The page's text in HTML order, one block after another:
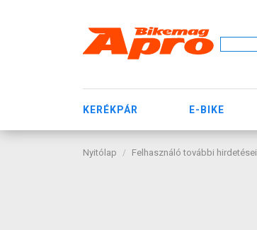
KERÉKPÁR E-BIKE
Nyitólap Felhasználó további hirdetései